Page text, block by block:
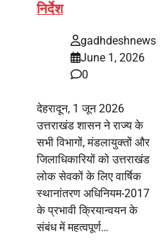
निर्देश
gadhdeshnews
June 1, 2026
0
देहरादून, 1 जून 2026
उत्तराखंड शासन ने राज्य के
सभी विभागों, मंडलायुक्तों और
जिलाधिकारियों को उत्तराखंड
लोक सेवकों के लिए वार्षिक
स्थानांतरण अधिनियम-2017
के प्रभावी क्रियान्वयन के
संबंध में महत्वपूर्ण…